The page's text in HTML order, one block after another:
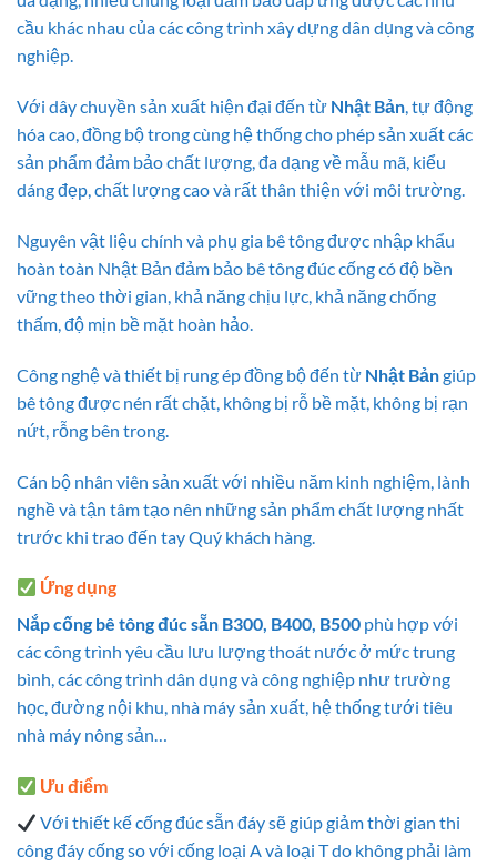
cầu khác nhau của các công trình xây dựng dân dụng và công
nghiệp.
Với dây chuyền sản xuất hiện đại đến từ Nhật Bản, tự động
hóa cao, đồng bộ trong cùng hệ thống cho phép sản xuất các
sản phẩm đảm bảo chất lượng, đa dạng về mẫu mã, kiểu
dáng đẹp, chất lượng cao và rất thân thiện với môi trường.
Nguyên vật liệu chính và phụ gia bê tông được nhập khẩu
hoàn toàn Nhật Bản đảm bảo bê tông đúc cống có độ bền
vững theo thời gian, khả năng chịu lực, khả năng chống
thấm, độ mịn bề mặt hoàn hảo.
Công nghệ và thiết bị rung ép đồng bộ đến từ Nhật Bảngiúp
bê tông được nén rất chặt, không bị rỗ bề mặt, không bị rạn
nứt, rỗng bên trong.
Cán bộ nhân viên sản xuất với nhiều năm kinh nghiệm, lành
nghề và tận tâm tạo nên những sản phẩm chất lượng nhất
trước khi trao đến tay Quý khách hàng.
Ứng dụng
Nắp cống bê tông đúc sẵn B300, B400, B500 phù hợp với
các công trình yêu cầu lưu lượng thoát nước ở mức trung
bình, các công trình dân dụng và công nghiệp như trường
học, đường nội khu, nhà máy sản xuất, hệ thống tưới tiêu
nhà máy nông sản…
Ưu điểm
Với thiết kế cống đúc sẵn đáy sẽ giúp giảm thời gian thi
công đáy cống so với cống loại A và loại T do không phải làm